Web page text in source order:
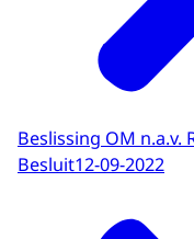
Beslissing OM n.a.v.
Besluit12-09-2022